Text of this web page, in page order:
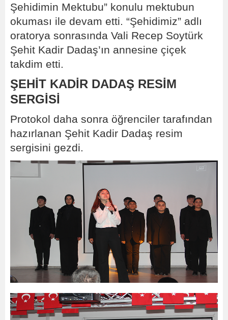
Şehidimin Mektubu” konulu mektubun
okuması ile devam etti. “Şehidimiz” adlı
oratorya sonrasında Vali Recep Soytürk
Şehit Kadir Dadaş’ın annesine çiçek
takdim etti.
ŞEHİT KADİR DADAŞ RESİM
SERGİSİ
Protokol daha sonra öğrenciler tarafından
hazırlanan Şehit Kadir Dadaş resim
sergisini gezdi.